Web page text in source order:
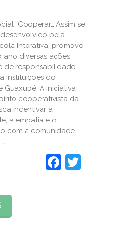
“Cooperar… Assim se
desenvolvido pela
Interativa, promove
diversas ações
de responsabilidade
instituições do
Guaxupé. A iniciativa
cooperativista da
incentivar a
a empatia e o
com a comunidade.